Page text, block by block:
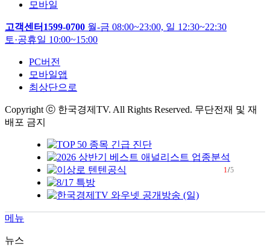
모바일
고객센터 1599-0700 월-금 08:00~23:00, 일 12:30~22:30
토·공휴일 10:00~15:00
PC버전
모바일앱
최상단으로
Copyright ⓒ 한국경제TV. All Rights Reserved. 무단전재 및 재
배포 금지
1/5
메뉴
뉴스